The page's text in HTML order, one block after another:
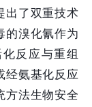
出了双重技术
的溴化氰作为
反应与重组
经氨基化反应
方法生物安全